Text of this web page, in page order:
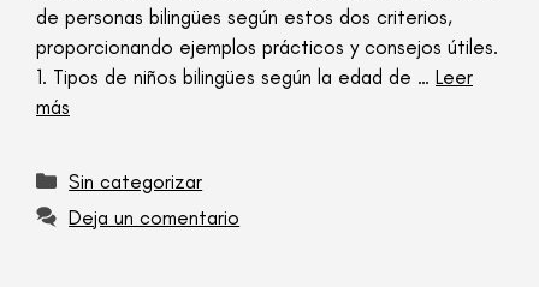
de personas bilingües según estos dos criterios,
proporcionando ejemplos prácticos y consejos útiles.
1. Tipos de niños bilingües según la edad de … Leer
más
Sin categorizar
Deja un comentario